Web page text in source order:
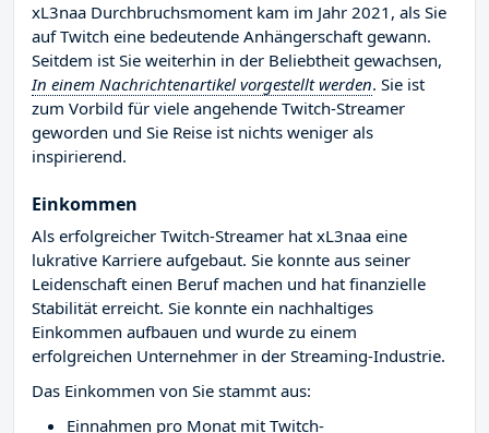
xL3naa Durchbruchsmoment kam im Jahr 2021, als Sie
auf Twitch eine bedeutende Anhängerschaft gewann.
Seitdem ist Sie weiterhin in der Beliebtheit gewachsen,
In einem Nachrichtenartikel vorgestellt werden. Sie ist
zum Vorbild für viele angehende Twitch-Streamer
geworden und Sie Reise ist nichts weniger als
inspirierend.
Einkommen
Als erfolgreicher Twitch-Streamer hat xL3naa eine
lukrative Karriere aufgebaut. Sie konnte aus seiner
Leidenschaft einen Beruf machen und hat finanzielle
Stabilität erreicht. Sie konnte ein nachhaltiges
Einkommen aufbauen und wurde zu einem
erfolgreichen Unternehmer in der Streaming-Industrie.
Das Einkommen von Sie stammt aus:
Einnahmen pro Monat mit Twitch-